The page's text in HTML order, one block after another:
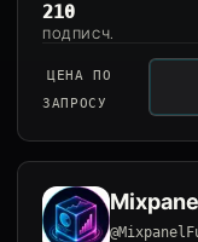
210
ПОДПИСЧ.
ЦЕНА ПО
ЗАПРОСУ